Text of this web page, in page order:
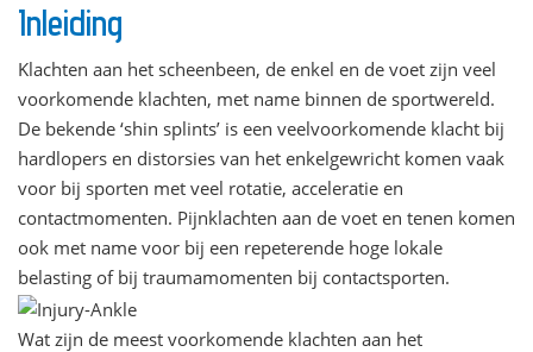
Inleiding
Klachten aan het scheenbeen, de enkel en de voet zijn veel
voorkomende klachten, met name binnen de sportwereld.
De bekende ‘shin splints’ is een veelvoorkomende klacht bij
hardlopers en distorsies van het enkelgewricht komen vaak
voor bij sporten met veel rotatie, acceleratie en
contactmomenten. Pijnklachten aan de voet en tenen komen
ook met name voor bij een repeterende hoge lokale
belasting of bij traumamomenten bij contactsporten.
Wat zijn de meest voorkomende klachten aan het